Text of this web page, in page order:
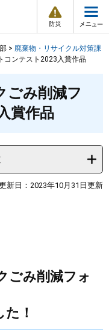
情
報
メ
ュ
マップで探す
> 廃棄物・リサイクル対策課
コンテスト2023入賞作品
ごみ削減フ
賞作品
新日：2023年10月31日更新
ごみ削減フォ
！